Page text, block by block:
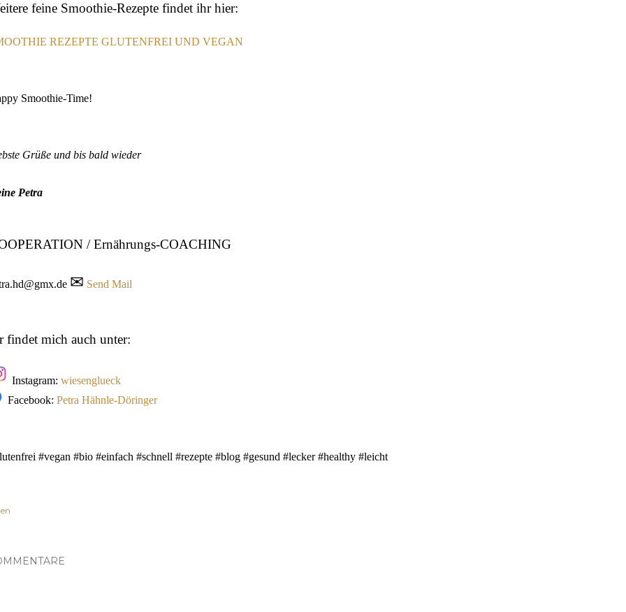
feine Smoothie-Rezepte findet ihr hier:
REZEPTE GLUTENFREI UND VEGAN
Smoothie-Time!
Grüße und bis bald wieder
Petra
/ Ernährungs-COACHING
✉ Send Mail
findet mich auch unter:
Instagram: wiesenglueck
Facebook: Petra Hähnle-Döringer
#vegan #bio #einfach #schnell #rezepte #blog #gesund #lecker #healthy #leicht